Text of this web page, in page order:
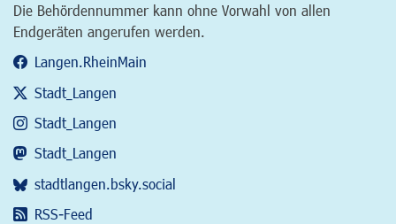
Die Behördennummer kann ohne Vorwahl von allen
Endgeräten angerufen werden.
Langen.RheinMain
Stadt_Langen
Stadt_Langen
Stadt_Langen
stadtlangen.bsky.social
RSS-Feed